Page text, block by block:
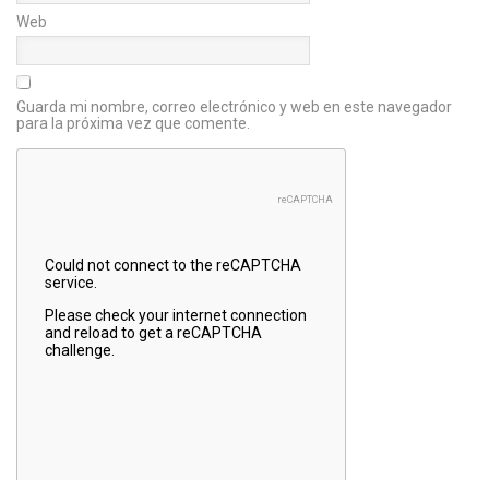
Web
Guarda mi nombre, correo electrónico y web en este navegador
para la próxima vez que comente.